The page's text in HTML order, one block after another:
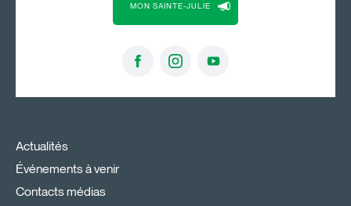
MON SAINTE-JULIE
Actualités
Événements à venir
Contacts médias